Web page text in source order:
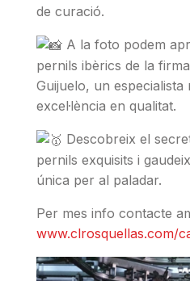
de curació.
A la foto podem
pernils ibèrics de la firma
Guijuelo, un
excel·lència en qualitat.
Descobreix el
pernils exquisits i
única per al paladar.
Per mes info contacte
www.clrosquellas.com/